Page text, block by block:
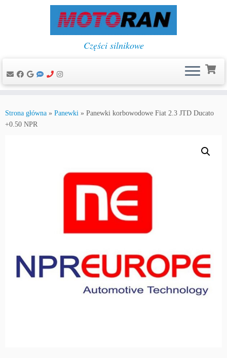
do
treści
Części silnikowe
Strona główna » Panewki » Panewki korbowodowe Fiat 2.3 JTD Ducato
+0.50 NPR